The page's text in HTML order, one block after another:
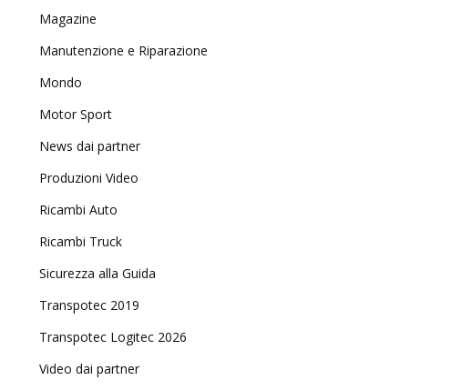
Magazine
Manutenzione e Riparazione
Mondo
Motor Sport
News dai partner
Produzioni Video
Ricambi Auto
Ricambi Truck
Sicurezza alla Guida
Transpotec 2019
Transpotec Logitec 2026
Video dai partner